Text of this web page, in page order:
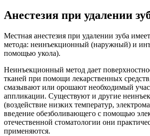
Анестезия при удалении
Местная анестезия при удалении зуба
метода: неинъекционный (наружный) и
помощью укола).
Неинъекционный метод дает
тканей при помощи лекарственных
смазывают или орошают необходимый
аппликации. Существуют и другие
(воздействие низких температур,
введение обезболивающего с помощью
отечественной стоматологии они
применяются.